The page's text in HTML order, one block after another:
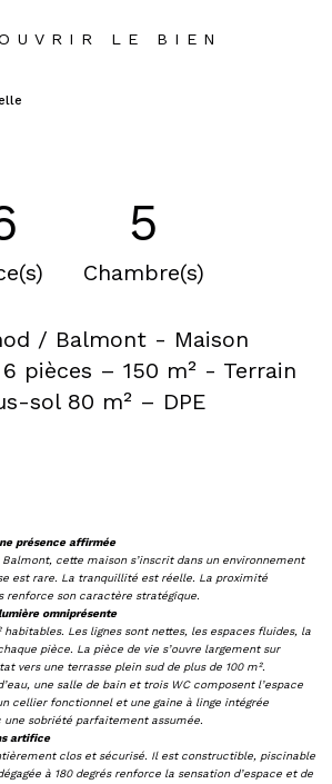
LE BIEN
5
Chambre(s)
/ Balmont - Maison
pièces – 150 m² - Terrain
sol 80 m² – DPE
présence affirmée
cette maison s’inscrit dans un environnement
est rare. La tranquillité est réelle. La proximité
renforce son caractère stratégique.
omniprésente
habitables. Les lignes sont nettes, les espaces fluides, la
pièce. La pièce de vie s’ouvre largement sur
vers une terrasse plein sud de plus de 100 m².
une salle de bain et trois WC composent l’espace
cellier fonctionnel et une gaine à linge intégrée
une sobriété parfaitement assumée.
artifice
clos et sécurisé. Il est constructible, piscinable
à 180 degrés renforce la sensation d’espace et de